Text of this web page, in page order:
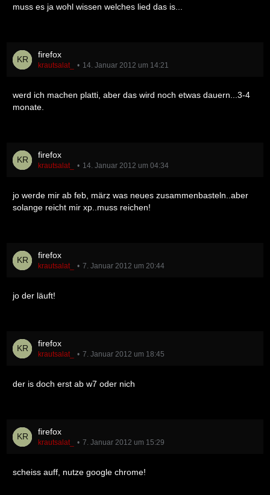
muss es ja wohl wissen welches lied das is...
firefox
krautsalat_ 14. Januar 2012 um 14:21
werd ich machen platti, aber das wird noch etwas dauern...3-4
monate.
firefox
krautsalat_ 14. Januar 2012 um 04:34
jo werde mir ab feb, märz was neues zusammenbasteln..aber
solange reicht mir xp..muss reichen!
firefox
krautsalat_ 7. Januar 2012 um 20:44
jo der läuft!
firefox
krautsalat_ 7. Januar 2012 um 18:45
der is doch erst ab w7 oder nich
firefox
krautsalat_ 7. Januar 2012 um 15:29
scheiss auff, nutze google chrome!